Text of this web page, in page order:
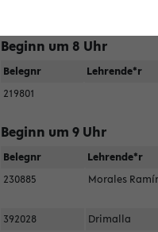
Beginn um 8 Uhr
Belegnr Lehrende*r
219801
Beginn um 9 Uhr
Belegnr Lehrende*r
230885
Morales
392028 Drimalla